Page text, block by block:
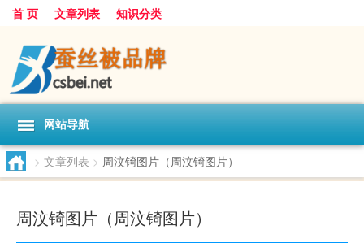
首 页 文章列表 知识分类
网站导航
> 文章列表 > 周汶锜图片（周汶锜图片）
周汶锜图片（周汶锜图片）